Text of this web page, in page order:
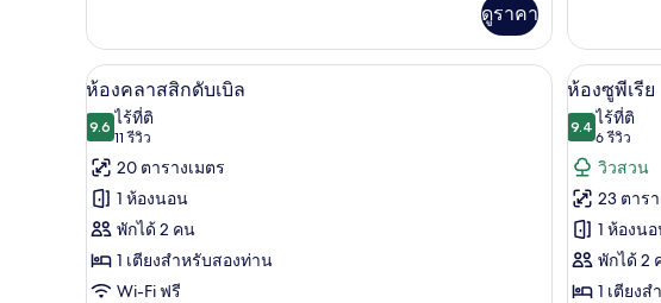
+
1
Children)
กับ
ห้อง
ซู
พี
เรีย
(2
Adults
Children)
ดูราคา
เกี่ยว
กับ
ห้อง
พี
ทวิ
น
เปิด
ภาพถ่าย
ทั้งหมด
ของ
ห้อง
คลาส
สิ
ห้องคลาสสิกดับเบิล | เครื่องนอนระดับพรีเมียม, ผ้
4
ห้องคลาสสิกดับเบิล
9.69.6 จาก 10
ไร้ที่ติ
11 รีวิว
(11
รีวิว)
20 ตารางเมตร
1 ห้องนอน
พักได้ 2 คน
1 เตียงสำหรับสองท่าน
Wi-Fi ฟรี
เปิด
ภาพถ่าย
ทั้งหมด
ของ
ห้อง
ซู
พี
5
ห้องซูพีเรีย
9.49.4 จาก 10
ไร้ที่ติ
6 รีวิว
(6
รีวิว)
วิวสวน
23 ตาร
1 ห้องน
พักได้ 2
1 เตียง